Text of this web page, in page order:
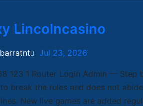
Lincolncasino
Jul 23, 2026
123 1 Router Login Admin — Step
break the rules and does not
New live games are added